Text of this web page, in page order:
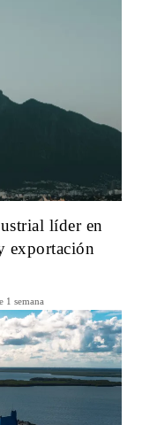
líder en
exportación
1 semana